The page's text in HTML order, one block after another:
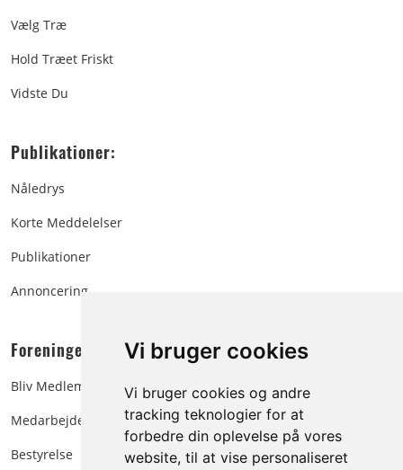
Vi bruger cookies
Vi bruger cookies og andre
tracking teknologier for at
forbedre din oplevelse på vores
website, til at vise personaliseret
Vælg Træ
Hold Træet Friskt
Vidste Du
Publikationer:
Nåledrys
Korte Meddelelser
Publikationer
Annoncering
Foreningen:
Bliv Medlem
Medarbejdere
Bestyrelse